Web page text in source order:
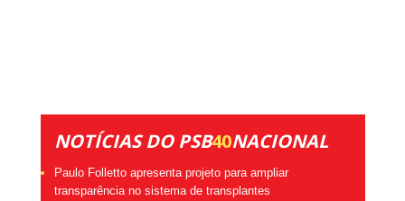
NOTÍCIAS DO PSB40NACIONAL
Paulo Folletto apresenta projeto para ampliar
transparência no sistema de transplantes